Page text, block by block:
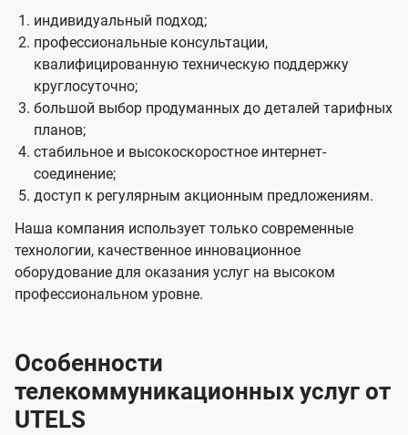
индивидуальный подход;
профессиональные консультации,
квалифицированную техническую поддержку
круглосуточно;
большой выбор продуманных до деталей тарифных
планов;
стабильное и высокоскоростное интернет-
соединение;
доступ к регулярным акционным предложениям.
Наша компания использует только современные
технологии, качественное инновационное
оборудование для оказания услуг на высоком
профессиональном уровне.
Особенности
телекоммуникационных услуг от
UTELS